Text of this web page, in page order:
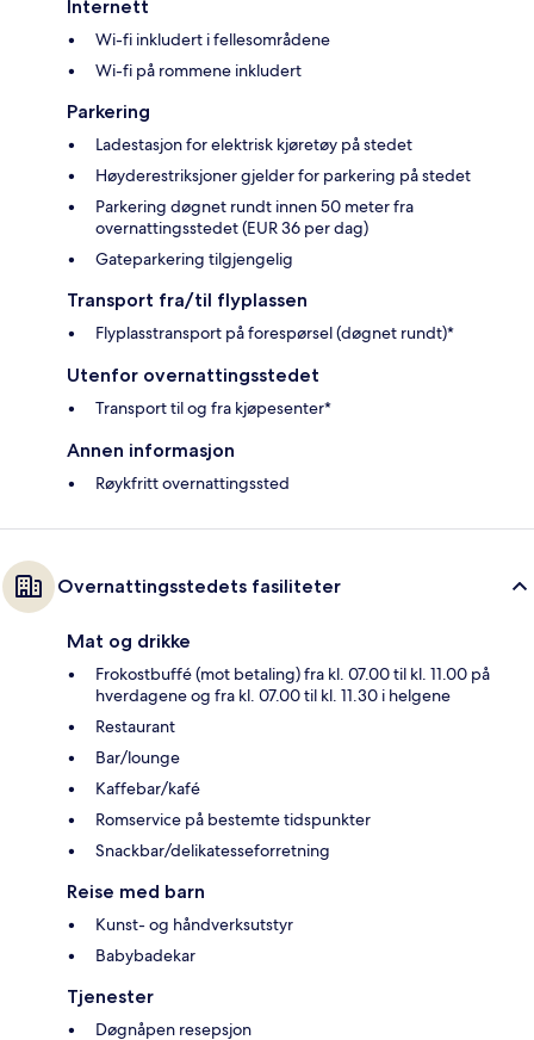
Internett
Wi-fi inkludert i fellesområdene
Wi-fi på rommene inkludert
Parkering
Ladestasjon for elektrisk kjøretøy på stedet
Høyderestriksjoner gjelder for parkering på stedet
Parkering døgnet rundt innen 50 meter fra
overnattingsstedet (EUR 36 per dag)
Gateparkering tilgjengelig
Transport fra/til flyplassen
Flyplasstransport på forespørsel (døgnet rundt)*
Utenfor overnattingsstedet
Transport til og fra kjøpesenter*
Annen informasjon
Røykfritt overnattingssted
Overnattingsstedets fasiliteter
Mat og drikke
Frokostbuffé (mot betaling) fra kl. 07.00 til kl. 11.00 på
hverdagene og fra kl. 07.00 til kl. 11.30 i helgene
Restaurant
Bar/lounge
Kaffebar/kafé
Romservice på bestemte tidspunkter
Snackbar/delikatesseforretning
Reise med barn
Kunst- og håndverksutstyr
Babybadekar
Tjenester
Døgnåpen resepsjon